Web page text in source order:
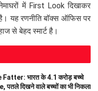
में First Look दिखाकर
यह रणनीति बॉक्स ऑफिस पर
से बेहद स्मार्ट है।
भारत के 4.1 करोड़ बच्चे
दिखने वाले बच्चों का भी निकला